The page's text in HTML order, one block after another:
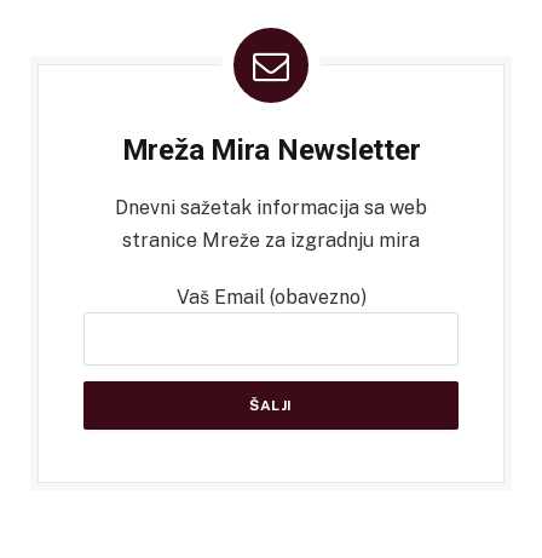
Mreža Mira Newsletter
Dnevni sažetak informacija sa web
stranice Mreže za izgradnju mira
Vaš Email (obavezno)